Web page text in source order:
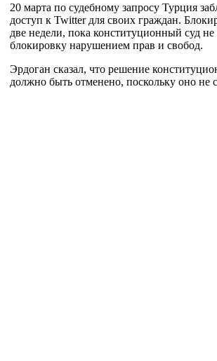
20 марта по судебному запросу Турция
доступ к Twitter для своих граждан.
две недели, пока конституционный суд не
блокировку нарушением прав и свобод.
Эрдоган сказал, что решение
должно быть отменено, поскольку оно не